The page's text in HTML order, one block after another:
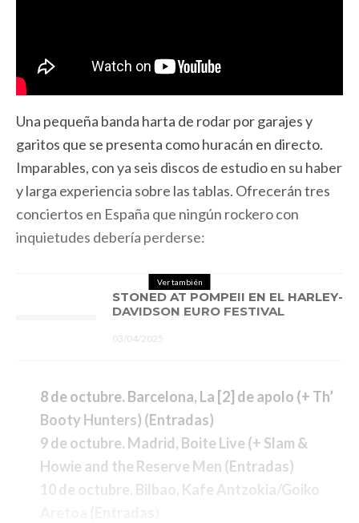
Una pequeña banda harta de rodar por garajes y
garitos que se presenta como huracán en directo.
Imparables, con ya seis discos de estudio en su haber
y larga experiencia sobre las tablas. Ofrecerán tres
conciertos en España que ningún rockero con
inquietudes debería perderse:
Ver también
STONED AT POMPEII EN EL HARLEY-
DAVIDSON EURO FESTIVAL
03/04/2025
8 de octubre. Barcelona, La [2] de apolo (+ Th’
Booty Hunters) (Entradas)
9 de octubre. Madrid, Boite Live (+ Slam &
Howie and the Reserve Men (Entradas)
10 de octubre. Bilbao, Kafe Antzokia/Goiko